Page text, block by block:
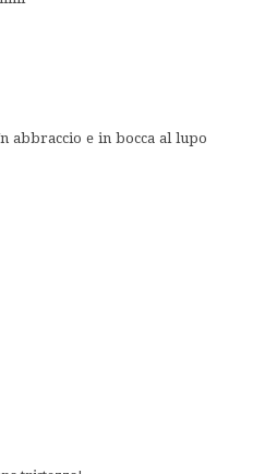
abbraccio e in bocca al lupo